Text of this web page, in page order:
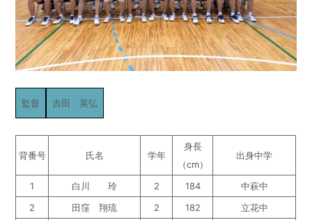
監督 吉田 英弘
背番号 氏名 学年
身長
（cm）
出身中学
1 白川 玲 2 184
中萩中
2
田窪 翔琉 2 182
立花中